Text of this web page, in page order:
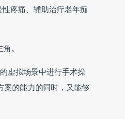
性疼痛、辅助治疗老年痴
。
虚拟场景中进行手术操
案的能力的同时，又能够